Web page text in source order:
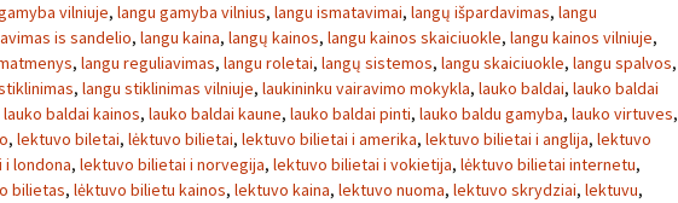
vilniuje, langu gamyba vilnius, langu ismatavimai, langų išpardavimas, langu
is sandelio, langu kaina, langų kainos, langu kainos skaiciuokle, langu kainos vilniuje,
, langu reguliavimas, langu roletai, langų sistemos, langu skaiciuokle, langu spalvos,
, langu stiklinimas vilniuje, laukininku vairavimo mokykla, lauko baldai, lauko baldai
lauko baldai kainos, lauko baldai kaune, lauko baldai pinti, lauko baldu gamyba, lauko virtuves,
, lektuvo biletai, lėktuvo bilietai, lektuvo bilietai i amerika, lektuvo bilietai i anglija, lektuvo
i londona, lektuvo bilietai i norvegija, lektuvo bilietai i vokietija, lėktuvo bilietai internetu,
bilietas, lėktuvo bilietu kainos, lektuvo kaina, lektuvo nuoma, lektuvo skrydziai, lektuvu,